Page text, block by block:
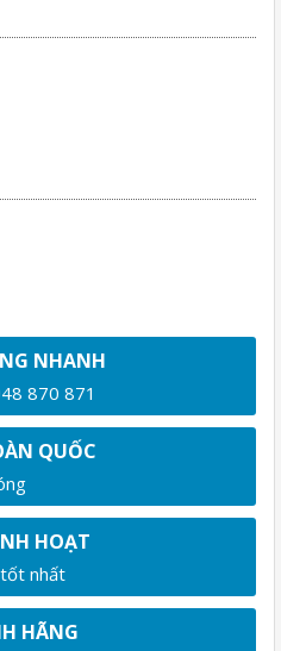
NHANH
870 871
QUỐC
HOẠT
nhất
HÃNG